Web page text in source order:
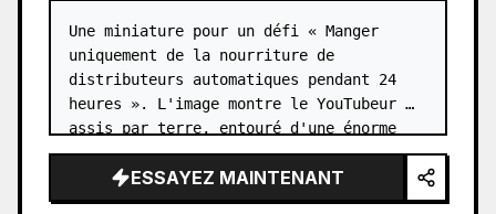
Une miniature pour un défi « Manger
uniquement de la nourriture de
distributeurs automatiques pendant 24
heures ». L'image montre le YouTubeur
assis par terre, entouré d'une énorme
pile de snacks et de boissons colorés
provenant de distributeurs automatiques.
…
ESSAYEZ MAINTENANT